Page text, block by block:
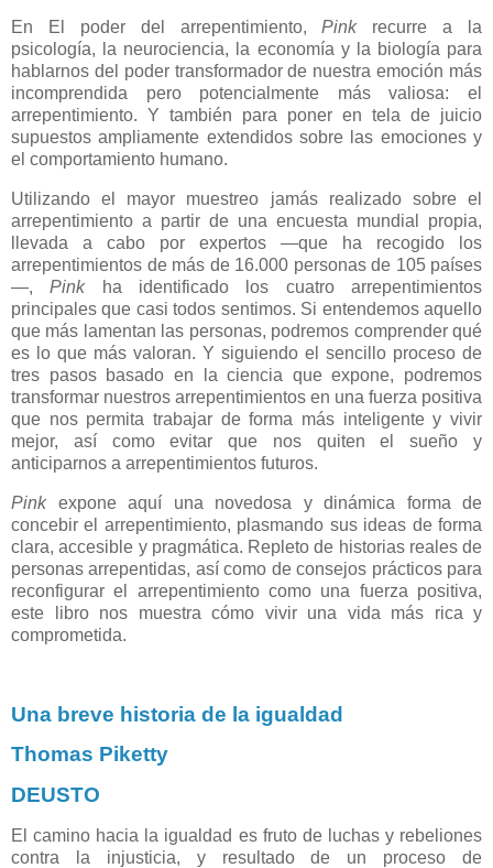
En El poder del arrepentimiento,Pinkrecurre a la
psicología, la neurociencia, la economía y la biología para
hablarnos del poder transformador de nuestra emoción más
incomprendida pero potencialmente más valiosa: el
arrepentimiento. Y también para poner en tela de juicio
supuestos ampliamente extendidos sobre las emociones y
el comportamiento humano.
Utilizando el mayor muestreo jamás realizado sobre el
arrepentimiento a partir de una encuesta mundial propia,
llevada a cabo por expertos —que ha recogido los
arrepentimientos de más de 16.000 personas de 105 países
—,Pinkha identificado los cuatro arrepentimientos
principales que casi todos sentimos. Si entendemos aquello
que más lamentan las personas, podremos comprender qué
es lo que más valoran. Y siguiendo el sencillo proceso de
tres pasos basado en la ciencia que expone, podremos
transformar nuestros arrepentimientos en una fuerza positiva
que nos permita trabajar de forma más inteligente y vivir
mejor, así como evitar que nos quiten el sueño y
anticiparnos a arrepentimientos futuros.
Pinkexpone aquí una novedosa y dinámica forma de
concebir el arrepentimiento, plasmando sus ideas de forma
clara, accesible y pragmática. Repleto de historias reales de
personas arrepentidas, así como de consejos prácticos para
reconfigurar el arrepentimiento como una fuerza positiva,
este libro nos muestra cómo vivir una vida más rica y
comprometida.
Una breve historia de la igualdad
Thomas Piketty
DEUSTO
El camino hacia la igualdad es fruto de luchas y rebeliones
contra la injusticia, y resultado de un proceso de